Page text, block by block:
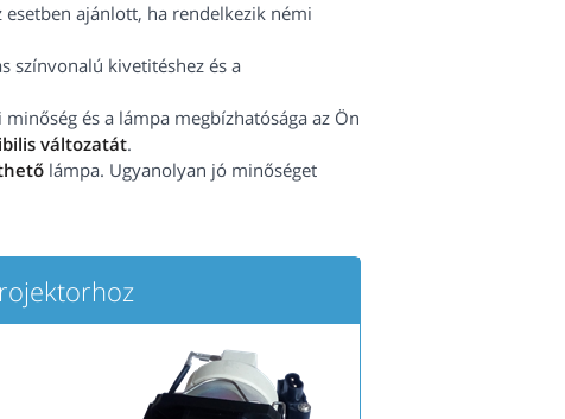
ajánlott, ha rendelkezik némi
színvonalú kivetitéshez és a
és a lámpa megbízhatósága az Ön
változatát.
lámpa. Ugyanolyan jó minőséget